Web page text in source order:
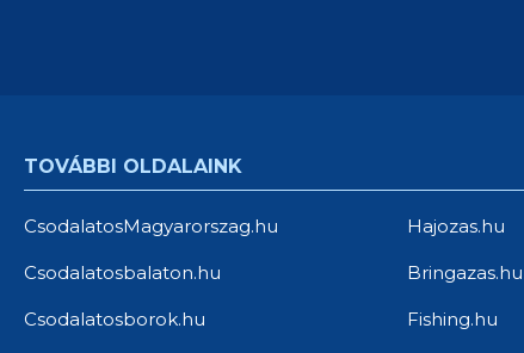
TOVÁBBI OLDALAINK
CsodalatosMagyarorszag.hu
Csodalatosbalaton.hu
Csodalatosborok.hu
Hajozas.hu
Bringazas.hu
Fishing.hu